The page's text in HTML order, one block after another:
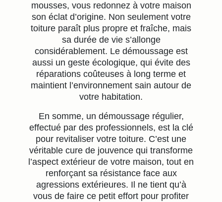
mousses, vous redonnez à votre maison
son éclat d’origine. Non seulement votre
toiture paraît plus propre et fraîche, mais
sa durée de vie s’allonge
considérablement. Le démoussage est
aussi un geste écologique, qui évite des
réparations coûteuses à long terme et
maintient l’environnement sain autour de
votre habitation.
En somme, un démoussage régulier,
effectué par des professionnels, est la clé
pour revitaliser votre toiture. C’est une
véritable cure de jouvence qui transforme
l’aspect extérieur de votre maison, tout en
renforçant sa résistance face aux
agressions extérieures. Il ne tient qu’à
vous de faire ce petit effort pour profiter